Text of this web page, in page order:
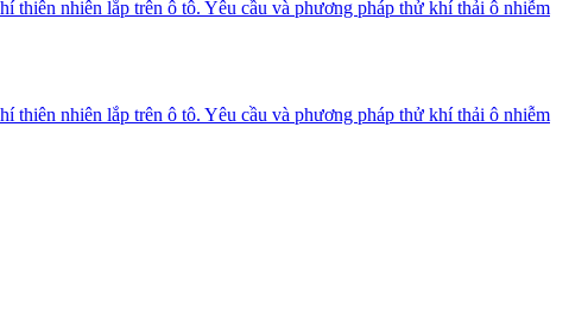
thiên nhiên lắp trên ô tô. Yêu cầu và phương pháp thử khí thải ô nhiễm
thiên nhiên lắp trên ô tô. Yêu cầu và phương pháp thử khí thải ô nhiễm